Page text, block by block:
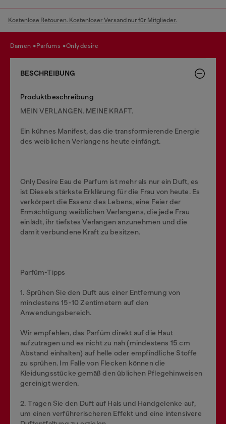
Kostenlose Retouren. Kostenloser Versand nur für Mitglieder.
damen parfums only desire
BESCHREIBUNG
Produktbeschreibung
MEIN VERLANGEN. MEINE KRAFT.
Ein kühnes Manifest, das die transformierende Energie
des weiblichen Verlangens heute einfängt.
Only Desire Eau de Parfum ist mehr als nur ein Duft, es
ist Diesels stärkste Erklärung für die Frau von heute. Es
verkörpert die Essenz des Lebens, eine Feier der
Ermächtigung weiblichen Verlangens, die jede Frau
einlädt, ihr tiefstes Verlangen anzunehmen und die
damit verbundene Kraft zu besitzen.
Parfüm-Tipps
1. Sprühen Sie den Duft aus einer Entfernung von
mindestens 15-10 Zentimetern auf den
Anwendungsbereich.
Wir empfehlen, das Parfüm direkt auf die Haut
aufzutragen und es nicht zu nah (mindestens 15 cm
Abstand einhalten) auf helle oder empfindliche Stoffe
zu sprühen. Im Falle von Flecken können die
Kleidungsstücke gemäß den üblichen Pflegehinweisen
gereinigt werden.
2. Tragen Sie den Duft auf Hals und Handgelenke auf,
um einen verführerischeren Effekt und eine intensivere